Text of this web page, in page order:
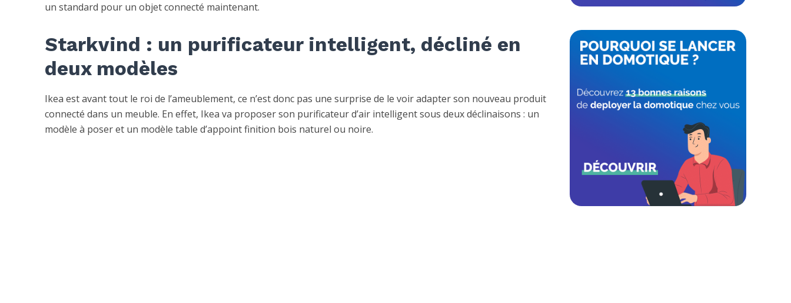
un standard pour un objet connecté maintenant.
Starkvind : un purificateur intelligent, décliné en
deux modèles
Ikea est avant tout le roi de l’ameublement, ce n’est donc pas une surprise de le voir adapter son nouveau produit
connecté dans un meuble. En effet, Ikea va proposer son purificateur d’air intelligent sous deux déclinaisons : un
modèle à poser et un modèle table d’appoint finition bois naturel ou noire.